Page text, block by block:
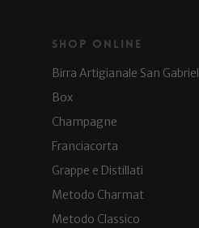
Shop Online
Birra Artigianale San Gabriel
Box
Champagne
Franciacorta
Grappe e Distillati
Metodo Charmat
Metodo Classico